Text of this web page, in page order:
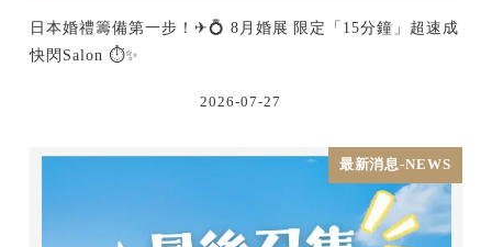
日本婚禮籌備第一步！✈💍 8月婚展 限定「15分鐘」超速成
快閃Salon ⏱️✨
2026-07-27
最新消息-NEWS